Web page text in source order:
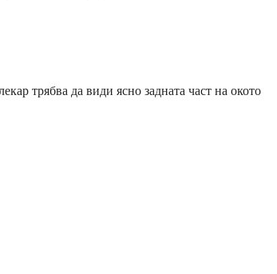
трябва да види ясно задната част на окото